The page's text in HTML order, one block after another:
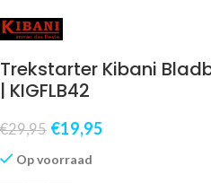
Trekstarter Kibani
| KIGFLB42
€29,95 €19,95
Op voorraad